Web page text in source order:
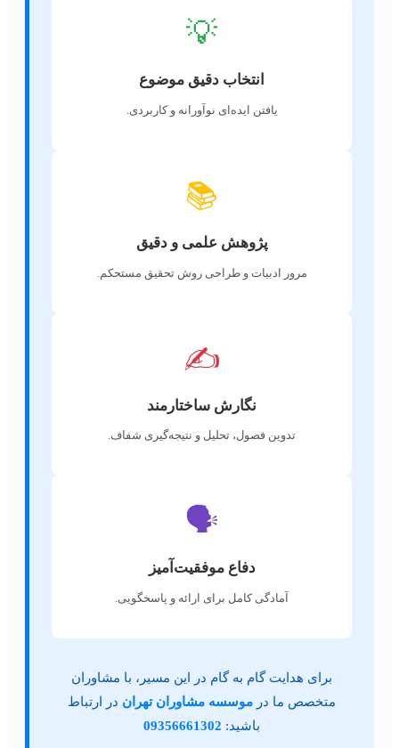
💡
انتخاب دقیق موضوع
یافتن ایده‌ای نوآورانه و کاربردی.
📚
پژوهش علمی و دقیق
مرور ادبیات و طراحی روش تحقیق مستحکم.
✍️
نگارش ساختارمند
تدوین فصول، تحلیل و نتیجه‌گیری شفاف.
🗣️
دفاع موفقیت‌آمیز
آمادگی کامل برای ارائه و پاسخگویی.
برای هدایت گام به گام در این مسیر، با مشاوران
متخصص ما در موسسه مشاوران تهراندر ارتباط
باشید:09356661302